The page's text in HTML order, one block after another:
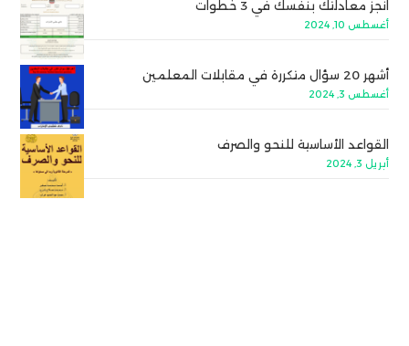
انجز معادلتك بنفسك في 3 خطوات
أغسطس 10, 2024
أشهر 20 سؤال متكررة في مقابلات المعلمين
أغسطس 3, 2024
القواعد الأساسية للنحو والصرف
أبريل 3, 2024